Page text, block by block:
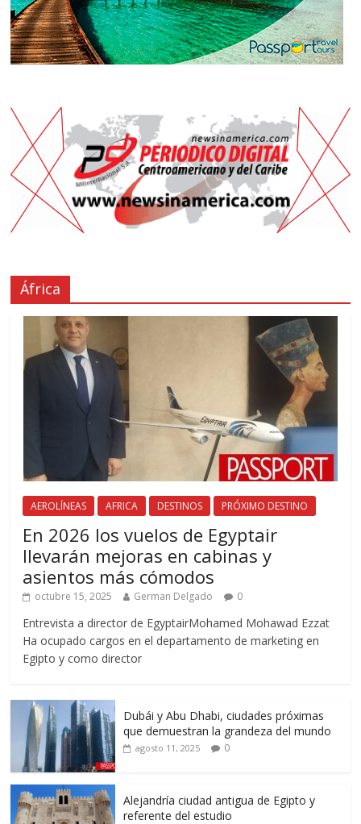
África
AEROLÍNEAS AFRICA DESTINOS PRÓXIMO DESTINO
En 2026 los vuelos de Egyptair
llevarán mejoras en cabinas y
asientos más cómodos
octubre 15, 2025 German Delgado 0
Entrevista a director de EgyptairMohamed Mohawad Ezzat
Ha ocupado cargos en el departamento de marketing en
Egipto y como director
Dubái y Abu Dhabi, ciudades próximas
que demuestran la grandeza del mundo
agosto 11, 2025 0
Alejandría ciudad antigua de Egipto y
referente del estudio